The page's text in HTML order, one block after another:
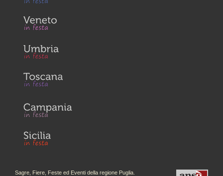
Sagre, Fiere, Feste ed Eventi della regione Puglia.